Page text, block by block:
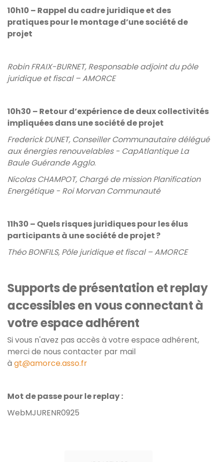
10h10 – Rappel du cadre juridique et des
pratiques pour le montage d’une société de
projet
Robin FRAIX-BURNET, Responsable adjoint du pôle
juridique et fiscal – AMORCE
10h30 – Retour d’expérience de deux collectivités
impliquées dans une société de projet
Frederick DUNET, Conseiller Communautaire délégué
aux énergies renouvelables - CapAtlantique La
Baule Guérande Agglo.
Nicolas CHAMPOT, Chargé de mission Planification
Energétique - Roi Morvan Communauté
11h30 – Quels risques juridiques pour les élus
participants à une société de projet ?
Théo BONFILS, Pôle juridique et fiscal – AMORCE
Supports de présentation et replay
accessibles en vous connectant à
votre espace adhérent
Si vous n'avez pas accès à votre espace adhérent,
merci de nous contacter par mail
à gt@amorce.asso.fr
Mot de passe pour le replay :
WebMJURENR0925